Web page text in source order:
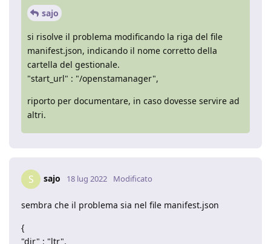
sajo
si risolve il problema modificando la riga del file
manifest.json, indicando il nome corretto della
cartella del gestionale.
"start_url" : "/openstamanager",
riporto per documentare, in caso dovesse servire ad
altri.
S sajo 18 lug 2022 Modificato
sembra che il problema sia nel file manifest.json
{
"dir" : "ltr",